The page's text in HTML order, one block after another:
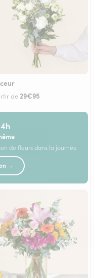
de 29€95
de fleurs dans la journée
→